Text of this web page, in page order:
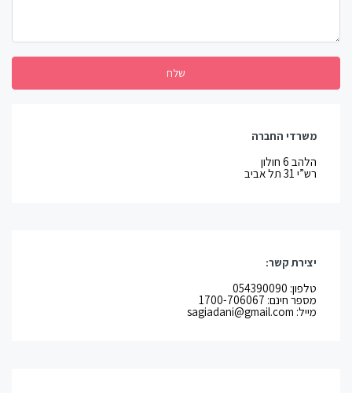
משרדי החברה
הלהב 6 חולון
רש”י 31 תל אביב
יצירת קשר:
טלפון: 054390090
מספר חינם: 1700-706067
מייל: sagiadani@gmail.com